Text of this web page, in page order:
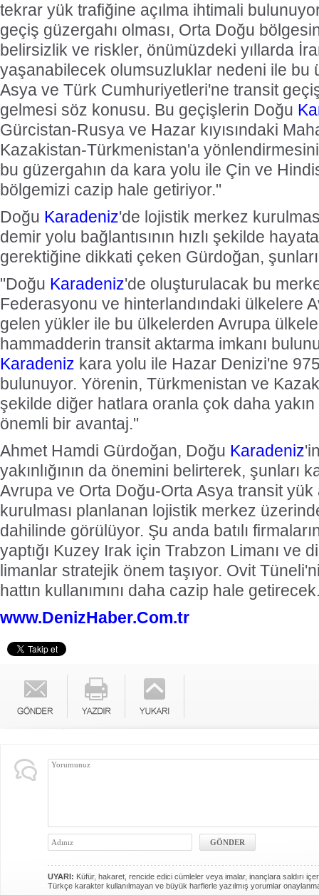
tekrar yük trafiğine açılma ihtimali
geçiş güzergahı olması, Orta Doğu
belirsizlik ve riskler, önümüzdeki yıllarda
yaşanabilecek olumsuzluklar nedeni ile bu
Asya ve Türk Cumhuriyetleri'ne transit
gelmesi söz konusu. Bu geçişlerin Doğu
Gürcistan-Rusya ve Hazar kıyısındaki
Kazakistan-Türkmenistan'a
bu güzergahın da kara yolu ile Çin ve
bölgemizi cazip hale getiriyor."
Doğu Karadeniz'de lojistik merkez
demir yolu bağlantısının hızlı şekilde
gerektiğine dikkati çeken Gürdoğan,
"Doğu Karadeniz'de oluşturulacak bu
Federasyonu ve hinterlandındaki ülkelere
gelen yükler ile bu ülkelerden Avrupa
hammadderin transit aktarma imkanı
Karadeniz kara yolu ile Hazar Denizi'ne
bulunuyor. Yörenin, Türkmenistan ve
şekilde diğer hatlara oranla çok daha yakın
önemli bir avantaj."
Ahmet Hamdi Gürdoğan, Doğu Karadeniz
yakınlığının da önemini belirterek, şunları
Avrupa ve Orta Doğu-Orta Asya transit yük
kurulması planlanan lojistik merkez
dahilinde görülüyor. Şu anda batılı
yaptığı Kuzey Irak için Trabzon Limanı ve
limanlar stratejik önem taşıyor. Ovit
hattın kullanımını daha cazip hale
www.DenizHaber.Com.tr
UYARI: Küfür, hakaret, rencide edici cümleler veya imalar, inançlara saldırı
Türkçe karakter kullanılmayan ve büyük harflerle yazılmış yorumlar